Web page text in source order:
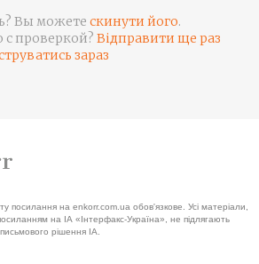
Вы можете скинути його.
проверкой? Відправити ще раз
зараз
посилання на enkorr.com.ua обов'язкове. Усі матеріали,
на ІА «Інтерфакс-Україна», не підлягають
рішення ІА.